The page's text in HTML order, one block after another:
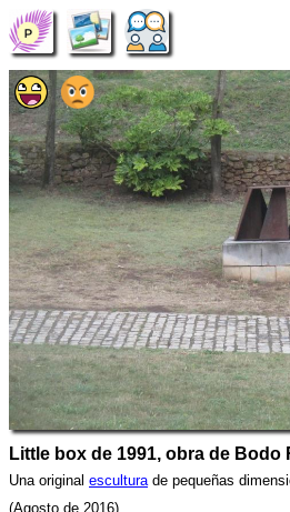
Little box de 1991, obra de Bodo
Una original esculturade pequeñas
(Agosto de 2016)